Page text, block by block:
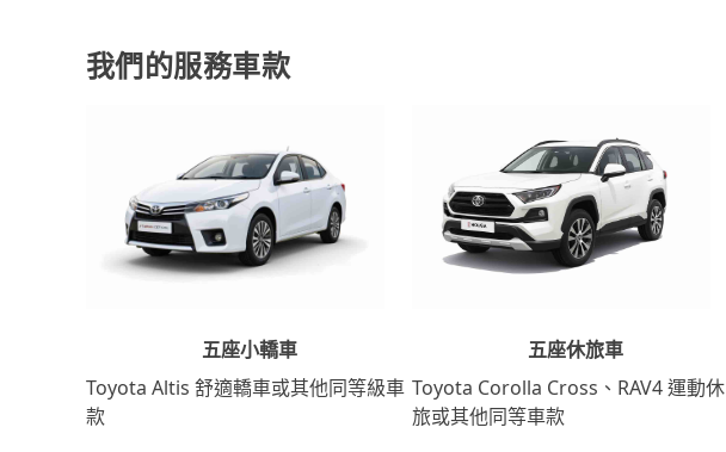
我們的服務車款
五座小轎車
Toyota Altis 舒適轎車或其他同等級車
款
五座休旅車
Toyota Corolla Cross、RAV4 運動休
旅或其他同等車款